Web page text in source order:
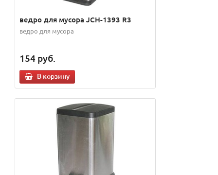
ведро для мусора JCH-1393 R3
ведро для мусора
154 руб.
В корзину